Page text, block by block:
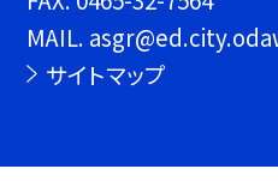
MAIL.
サイトマップ